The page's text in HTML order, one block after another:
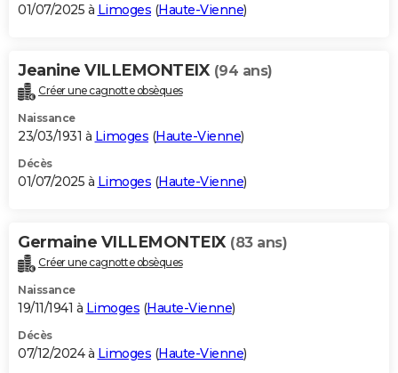
01/07/2025 à Limoges (Haute-Vienne)
Jeanine VILLEMONTEIX (94 ans)
Créer une cagnotte obsèques
Naissance
23/03/1931 à Limoges (Haute-Vienne)
Décès
01/07/2025 à Limoges (Haute-Vienne)
Germaine VILLEMONTEIX (83 ans)
Créer une cagnotte obsèques
Naissance
19/11/1941 à Limoges (Haute-Vienne)
Décès
07/12/2024 à Limoges (Haute-Vienne)